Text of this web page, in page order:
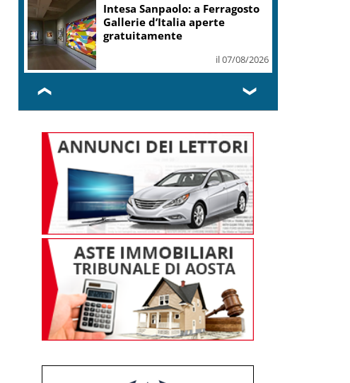
Intesa Sanpaolo: a Ferragosto
Gallerie d’Italia aperte
gratuitamente
il 07/08/2026
❮ ❯